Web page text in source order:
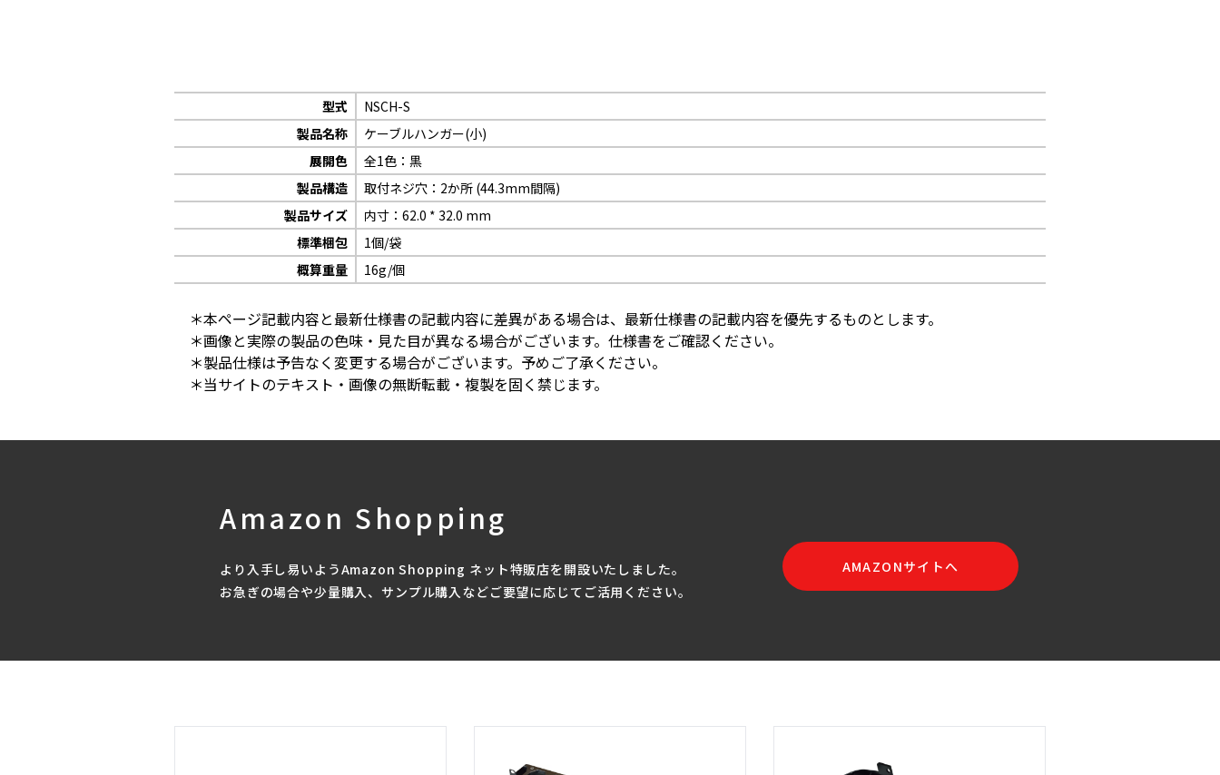
型式
NSCH-S
製品名称
ケーブルハンガー(小)
展開色
全1色：黒
製品構造
取付ネジ穴：2か所 (44.3mm間隔)
製品サイズ
内寸：62.0 * 32.0 mm
標準梱包
1個/袋
概算重量
16g/個
＊本ページ記載内容と最新仕様書の記載内容に差異がある場合は、最新仕様書の記載内容を優先するものとします。
＊画像と実際の製品の色味・見た目が異なる場合がございます。仕様書をご確認ください。
＊製品仕様は予告なく変更する場合がございます。予めご了承ください。
＊当サイトのテキスト・画像の無断転載・複製を固く禁じます。
Amazon Shopping
より入手し易いようAmazon Shopping ネット特販店を開設いたしました。
お急ぎの場合や少量購入、サンプル購入などご要望に応じてご活用ください。
AMAZONサイトへ